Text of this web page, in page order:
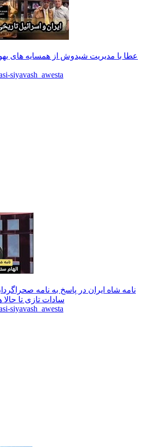
عطا با مدیریت شیدوش از همسایه های
siyavash_awesta
نامه شاه ایران در پاسخ به نامه
سادات تازی تا
siyavash_awesta